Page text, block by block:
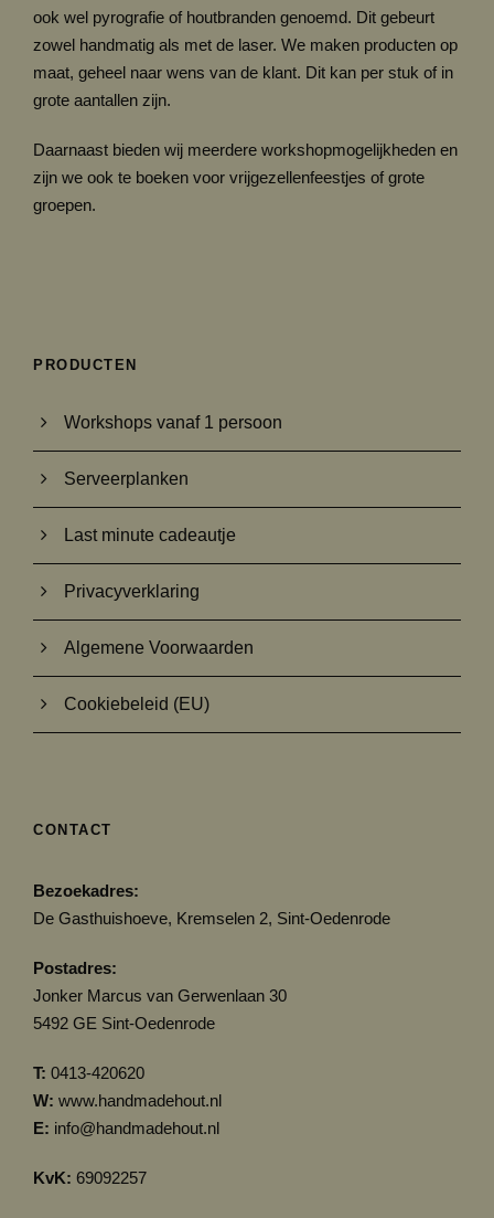
ook wel pyrografie of houtbranden genoemd. Dit gebeurt
zowel handmatig als met de laser. We maken producten op
maat, geheel naar wens van de klant. Dit kan per stuk of in
grote aantallen zijn.
Daarnaast bieden wij meerdere workshopmogelijkheden en
zijn we ook te boeken voor vrijgezellenfeestjes of grote
groepen.
PRODUCTEN
Workshops vanaf 1 persoon
Serveerplanken
Last minute cadeautje
Privacyverklaring
Algemene Voorwaarden
Cookiebeleid (EU)
CONTACT
Bezoekadres:
De Gasthuishoeve, Kremselen 2, Sint-Oedenrode
Postadres:
Jonker Marcus van Gerwenlaan 30
5492 GE Sint-Oedenrode
T: 0413-420620
W: www.handmadehout.nl
E: info@handmadehout.nl
KvK: 69092257